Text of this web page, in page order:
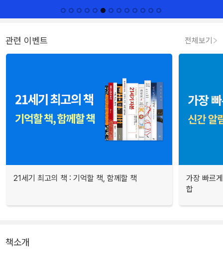
관련 이벤트 전체보기
21세기 최고의 책 : 기억할 책, 함께할 책
가장 빠르
합
책소개